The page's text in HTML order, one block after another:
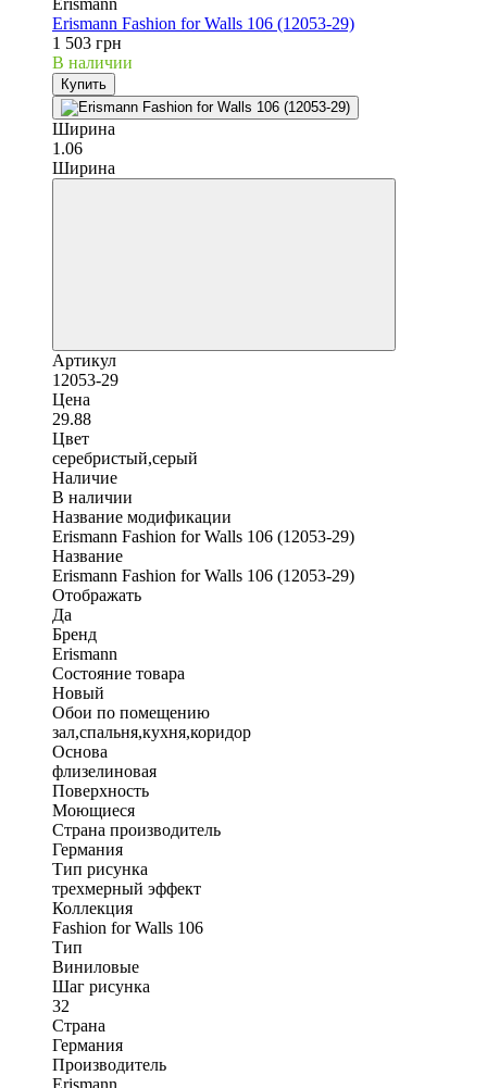
Erismann Fashion for Walls 106 (12053-29)
1 503 грн
В наличии
Купить
Ширина
1.06
Ширина
Артикул
12053-29
Цена
29.88
Цвет
серебристый,серый
Наличие
В наличии
Название модификации
Erismann Fashion for Walls 106 (12053-29)
Название
Erismann Fashion for Walls 106 (12053-29)
Отображать
Да
Бренд
Erismann
Состояние товара
Новый
Обои по помещению
зал,спальня,кухня,коридор
Основа
флизелиновая
Поверхность
Моющиеся
Страна производитель
Германия
Тип рисунка
трехмерный эффект
Коллекция
Fashion for Walls 106
Тип
Виниловые
Шаг рисунка
32
Страна
Германия
Производитель
Erismann